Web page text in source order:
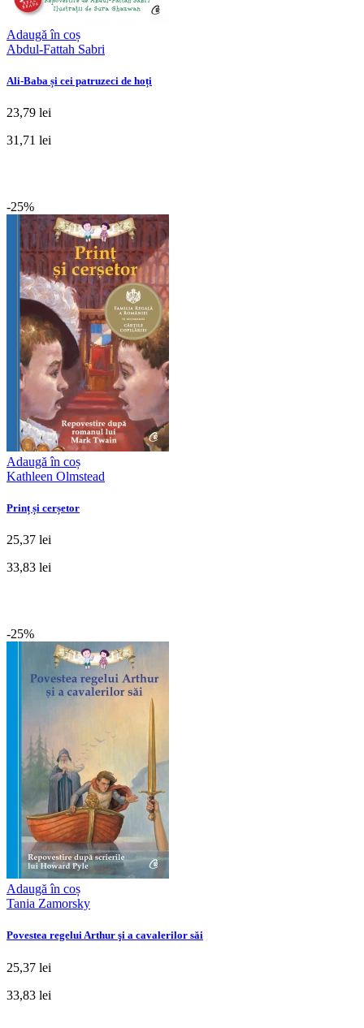
Adaugă în coș
Abdul-Fattah Sabri
Ali-Baba și cei patruzeci de hoți
23,79 lei
31,71 lei
-25%
Adaugă în coș
Kathleen Olmstead
Prinț și cerșetor
25,37 lei
33,83 lei
-25%
Adaugă în coș
Tania Zamorsky
Povestea regelui Arthur şi a cavalerilor săi
25,37 lei
33,83 lei